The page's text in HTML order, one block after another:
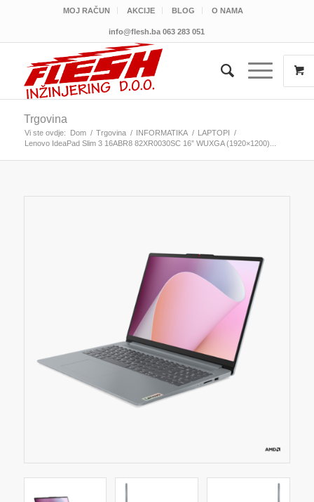
MOJ RAČUN AKCIJE BLOG O NAMA
info@flesh.ba 063 283 051
Trgovina
Vi ste ovdje: Dom / Trgovina / INFORMATIKA / LAPTOPI /
Lenovo IdeaPad Slim 3 16ABR8 82XR0030SC 16” WUXGA (1920×1200)...